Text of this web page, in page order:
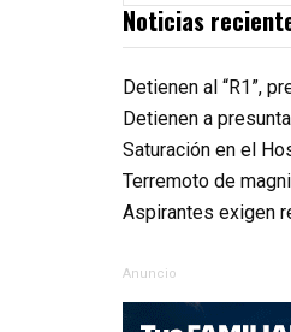
Noticias
Detienen al “R1”,
Detienen a
Saturación en el
Terremoto de
Aspirantes exigen
Anuncio